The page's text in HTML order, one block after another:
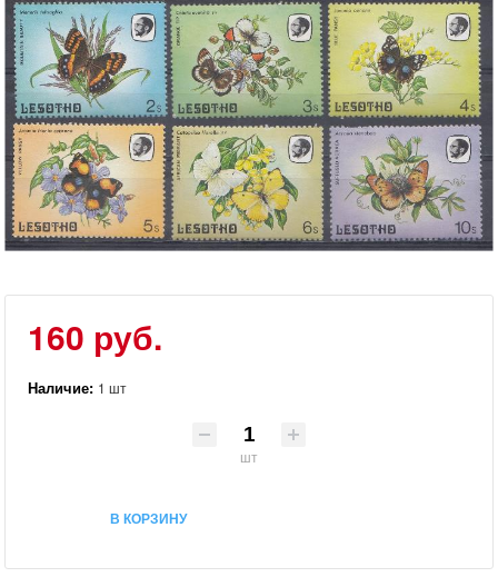
160 руб.
Наличие: 1 шт
шт
В КОРЗИНУ